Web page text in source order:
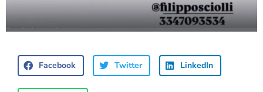
Facebook Twitter LinkedIn